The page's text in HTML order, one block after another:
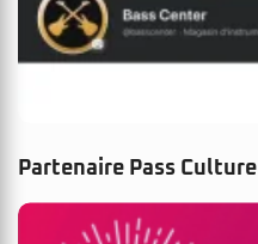
Partenaire Pass Culture